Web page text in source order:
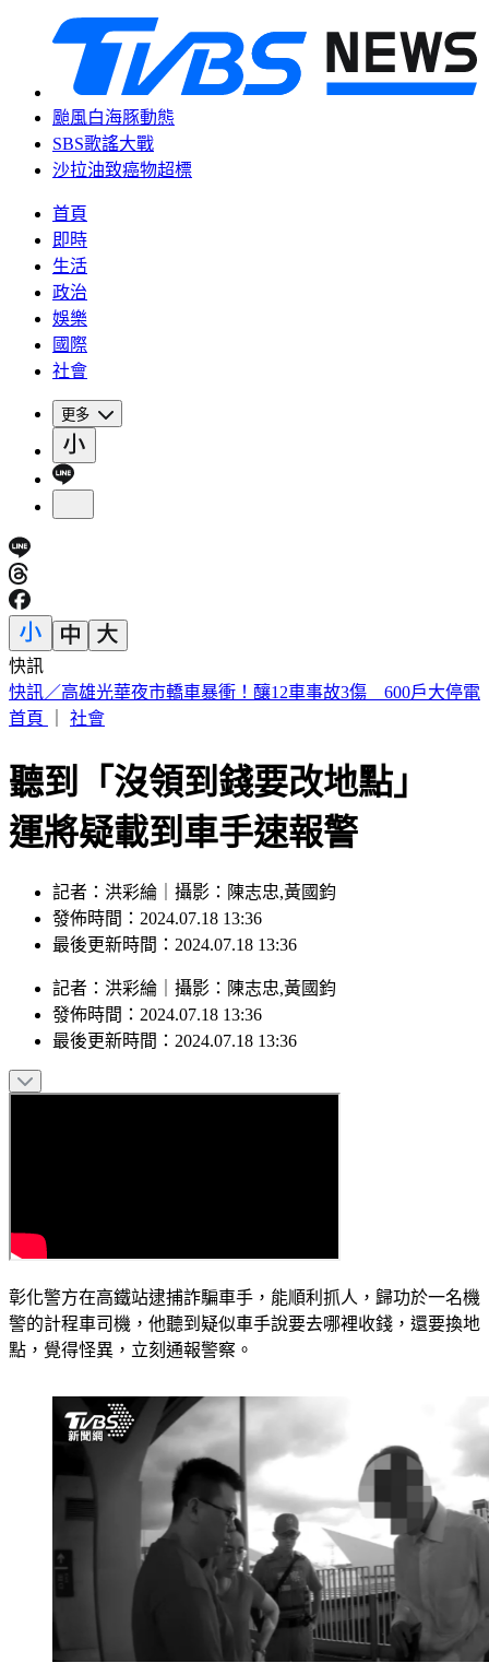
颱風白海豚動態
SBS歌謠大戰
沙拉油致癌物超標
首頁
即時
生活
政治
娛樂
國際
社會
更多
快訊
預告基本工資要漲了！賴清德喊話企業：有獲利替「員工加
薪」
聽到「沒領到錢要改地點」
運將疑載到車手速報警
記者：洪彩綸｜攝影：陳志忠,黃國鈞
發佈時間：2024.07.18 13:36
記者：洪彩綸｜攝影：陳志忠,黃國鈞
發佈時間：2024.07.18 13:36
彰化警方在高鐵站逮捕詐騙車手，能順利抓人，歸功於一名機
警的計程車司機，他聽到疑似車手說要去哪裡收錢，還要換地